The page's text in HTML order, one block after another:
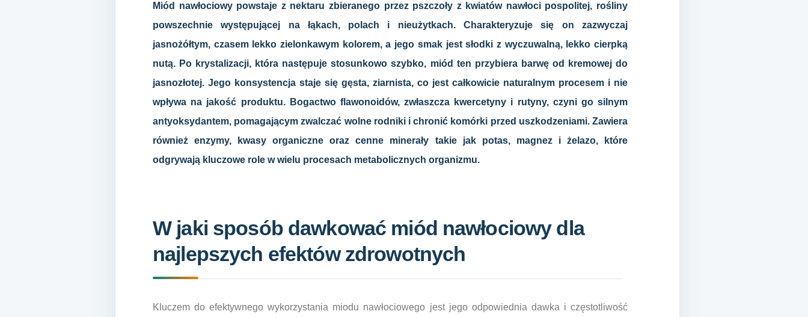
Miód nawłociowy powstaje z nektaru zbieranego przez pszczoły z kwiatów nawłoci pospolitej, rośliny
powszechnie występującej na łąkach, polach i nieużytkach. Charakteryzuje się on zazwyczaj
jasnożółtym, czasem lekko zielonkawym kolorem, a jego smak jest słodki z wyczuwalną, lekko cierpką
nutą. Po krystalizacji, która następuje stosunkowo szybko, miód ten przybiera barwę od kremowej do
jasnozłotej. Jego konsystencja staje się gęsta, ziarnista, co jest całkowicie naturalnym procesem i nie
wpływa na jakość produktu. Bogactwo flawonoidów, zwłaszcza kwercetyny i rutyny, czyni go silnym
antyoksydantem, pomagającym zwalczać wolne rodniki i chronić komórki przed uszkodzeniami. Zawiera
również enzymy, kwasy organiczne oraz cenne minerały takie jak potas, magnez i żelazo, które
odgrywają kluczowe role w wielu procesach metabolicznych organizmu.
W jaki sposób dawkować miód nawłociowy dla
najlepszych efektów zdrowotnych
Kluczem do efektywnego wykorzystania miodu nawłociowego jest jego odpowiednia dawka i częstotliwość